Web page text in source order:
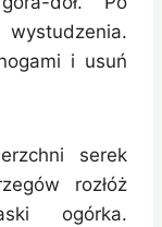
i usuń
serek
rozłóż
ogórka.